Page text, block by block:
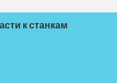
к станкам